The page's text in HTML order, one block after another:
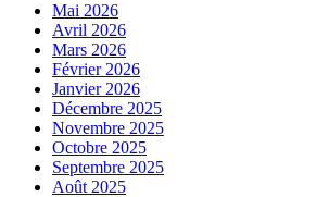
Mai 2026
Avril 2026
Mars 2026
Février 2026
Janvier 2026
Décembre 2025
Novembre 2025
Octobre 2025
Septembre 2025
Août 2025